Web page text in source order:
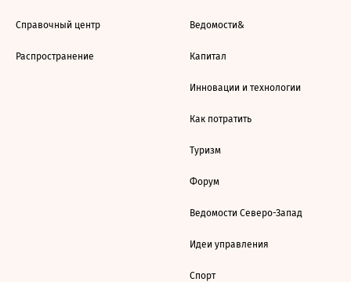
Справочный центр
Распространение
Ведомости&
Капитал
Инновации и технологии
Как потратить
Туризм
Форум
Ведомости Северо-Запад
Идеи управления
Спорт